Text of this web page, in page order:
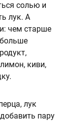
солью и
лук. А
чем старше
киви,
лук
пару